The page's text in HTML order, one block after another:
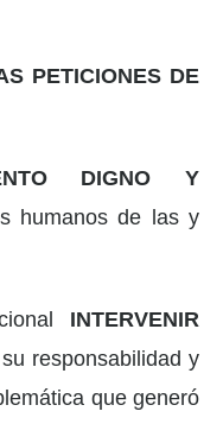
PETICIONES DE
DIGNO Y
humanos de las y
INTERVENIR
responsabilidad y
que generó